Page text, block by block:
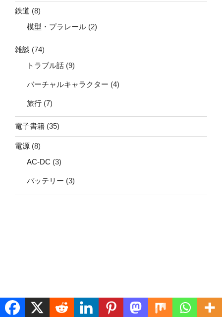
鉄道 (8)
模型・プラレール (2)
雑談 (74)
トラブル話 (9)
バーチャルキャラクター (4)
旅行 (7)
電子書籍 (35)
電源 (8)
AC-DC (3)
バッテリー (3)